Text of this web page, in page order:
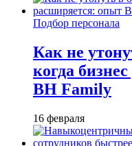
Подбор персонала
Как не
когда
BH Family
16 февраля